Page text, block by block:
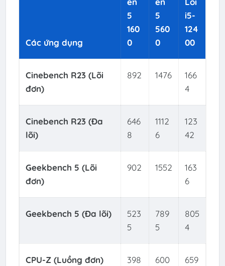
Các ứng dụng
5
160
0
5
560
0
i5-
124
00
Cinebench R23 (Lõi
đơn)
892 1476
166
4
Cinebench R23 (Đa
lõi)
646
8
1112
6
123
42
Geekbench 5 (Lõi
đơn)
902 1552
163
6
Geekbench 5 (Đa lõi)
523
5
789
5
805
4
CPU-Z (Luồng đơn) 398 600 659